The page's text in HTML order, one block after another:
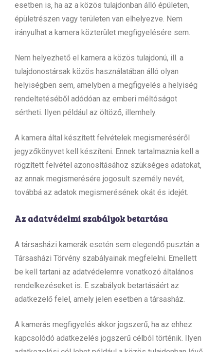
esetben is, ha az a közös tulajdonban álló épületen,
épületrészen vagy területen van elhelyezve. Nem
irányulhat a kamera közterület megfigyelésére sem.
Nem helyezhető el kamera a közös tulajdonú, ill. a
tulajdonostársak közös használatában álló olyan
helyiségben sem, amelyben a megfigyelés a helyiség
rendeltetéséből adódóan az emberi méltóságot
sértheti. Ilyen például az öltöző, illemhely.
A kamera által készített felvételek megismeréséről
jegyzőkönyvet kell készíteni. Ennek tartalmaznia kell a
rögzített felvétel azonosításához szükséges adatokat,
az annak megismerésére jogosult személy nevét,
továbbá az adatok megismerésének okát és idejét.
Az adatvédelmi szabályok betartása
A társasházi kamerák esetén sem elegendő pusztán a
Társasházi Törvény szabályainak megfelelni. Emellett
be kell tartani az adatvédelemre vonatkozó általános
rendelkezéseket is. E szabályok betartásáért az
adatkezelő felel, amely jelen esetben a társasház.
A kamerás megfigyelés akkor jogszerű, ha az ehhez
kapcsolódó adatkezelés jogszerű célból történik. Ilyen